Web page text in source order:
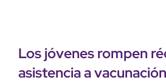
Los jóvenes rompen
asistencia a